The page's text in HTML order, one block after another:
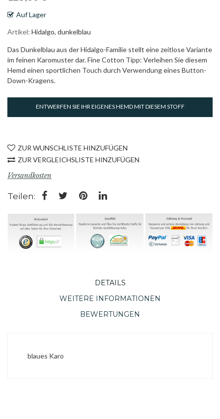
Auf Lager
Artikel Hidalgo, dunkelblau
Das Dunkelblau aus der Hidalgo-Familie stellt eine zeitlose Variante
im feinen Karomuster dar. Fine Cotton Tipp: Verleihen Sie diesem
Hemd einen sportlichen Touch durch Verwendung eines Button-
Down-Kragens.
ENTWERFEN SIE IHR EIGENES HEMD MIT DIESEM STOFF
ZUR WUNSCHLISTE HINZUFÜGEN
ZUR VERGLEICHSLISTE HINZUFÜGEN
Versandkosten
Teilen:
DETAILS
WEITERE INFORMATIONEN
BEWERTUNGEN
blaues Karo